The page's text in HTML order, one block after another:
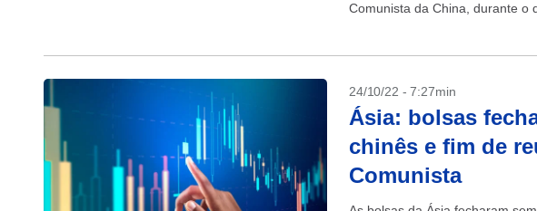
Comunista da China, durante o
24/10/22 - 7:27min
Ásia: bolsas
chinês e fim de
Comunista